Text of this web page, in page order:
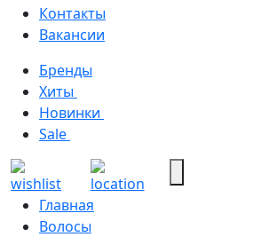
Контакты
Вакансии
Бренды
Хиты
Новинки
Sale
Главная
Волосы